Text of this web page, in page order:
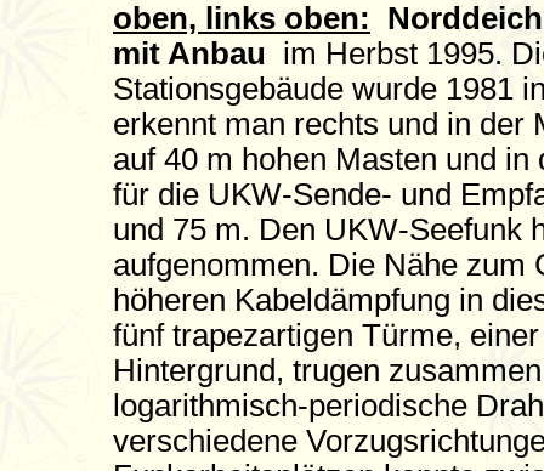
oben, links oben:
mit Anbau im Herbst 1995.
Stationsgebäude wurde 1981
erkennt man rechts und in der
auf 40 m hohen Masten und
für die UKW-Sende- und
und 75 m. Den UKW-Seefunk
aufgenommen. Die Nähe zum
höheren Kabeldämpfung in
fünf trapezartigen Türme,
Hintergrund, trugen
logarithmisch-periodische
verschiedene